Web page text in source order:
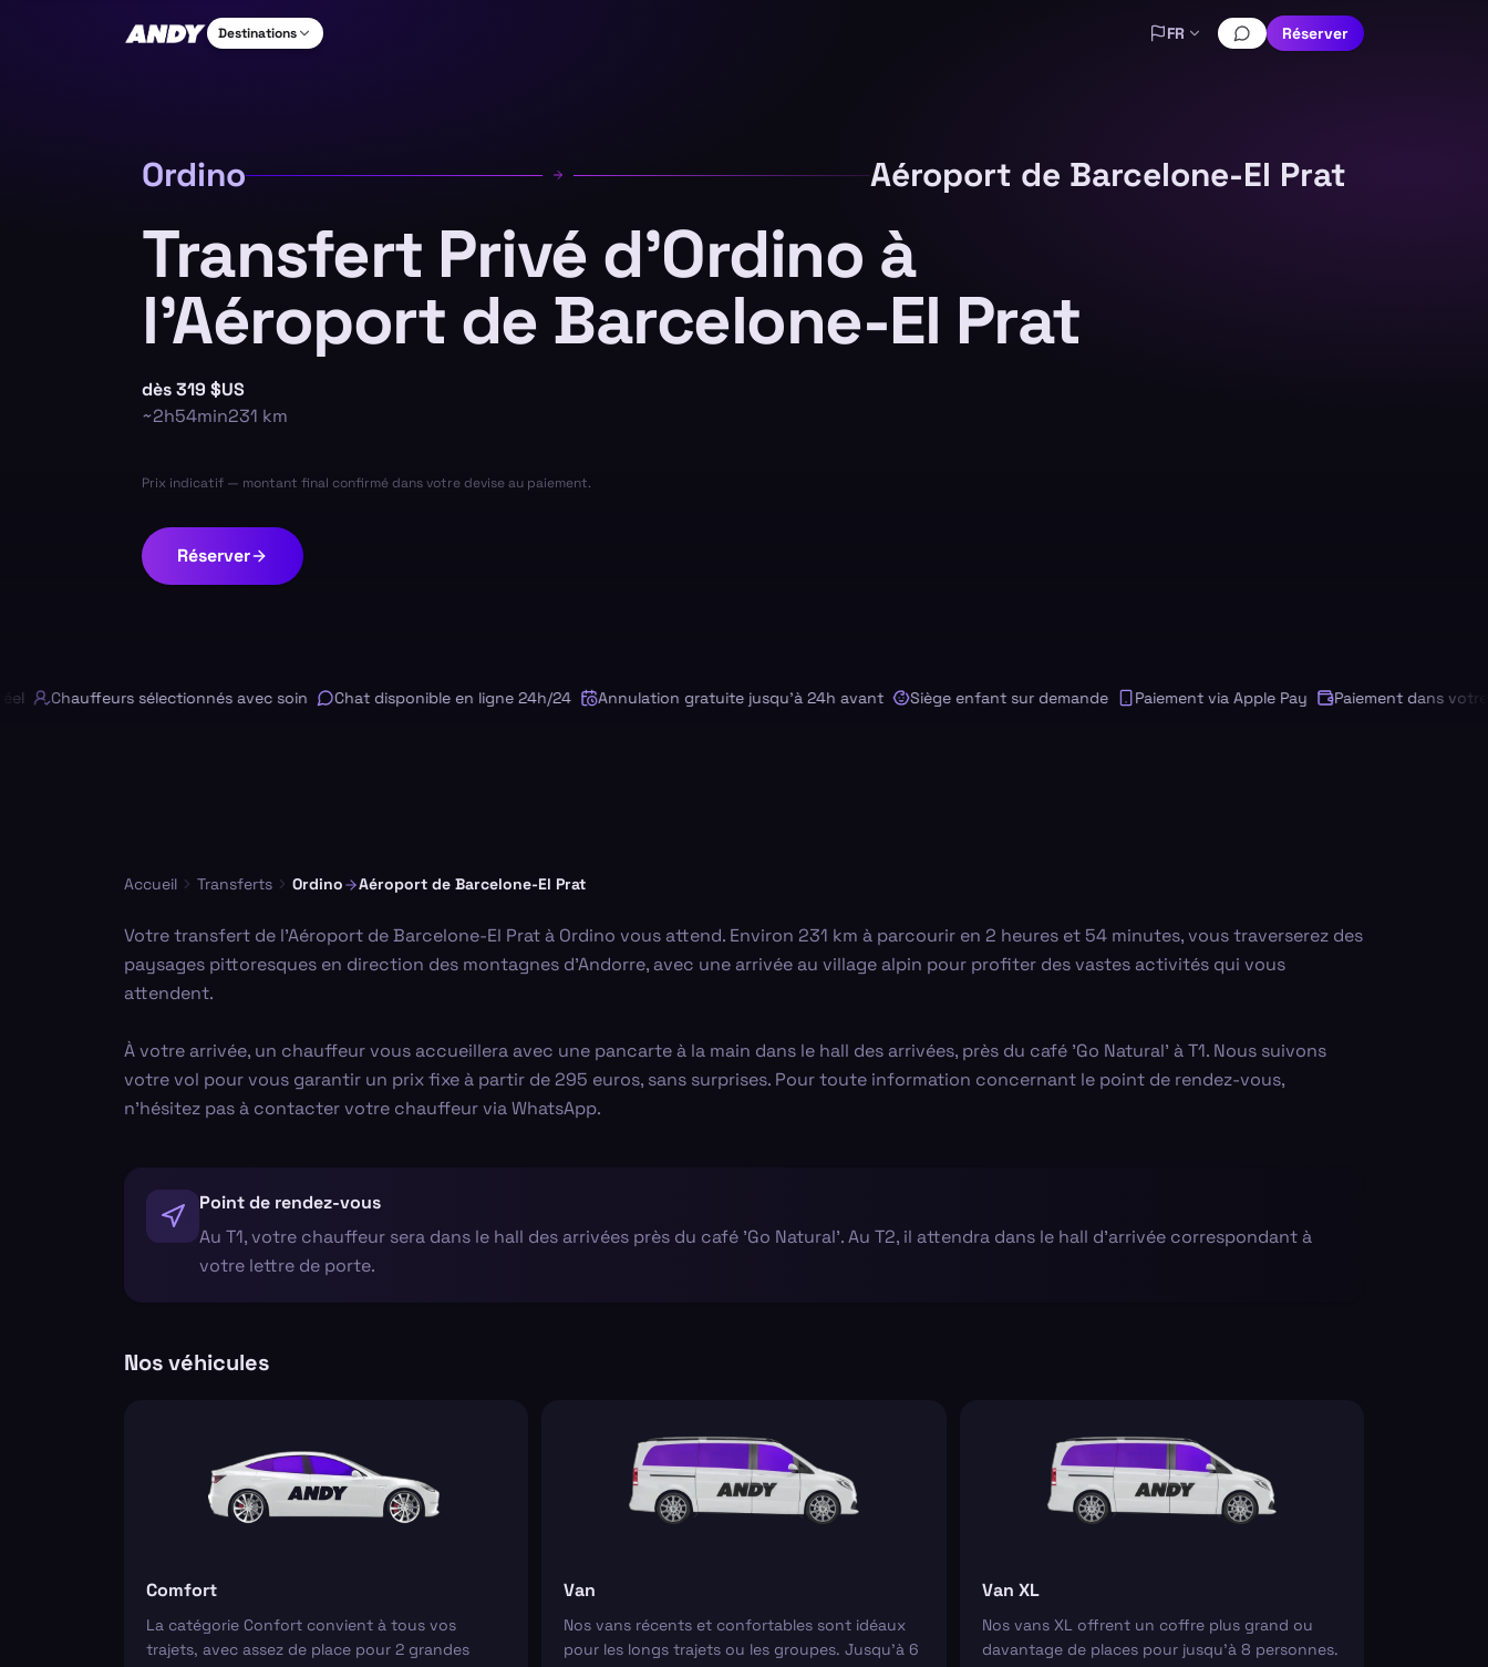
Destinations FR Réserver
Ordino Aéroport de Barcelone-El Prat
Transfert Privé d'Ordino à
l’Aéroport de Barcelone-El Prat
dès319 $US
~2h54min231 km
Prix indicatif — montant final confirmé dans votre devise au paiement.
Réserver
Chauffeurs sélectionnés avec soin Chat disponible en ligne 24h/24 Annulation gratuite jusqu'à 24h avant Siège enfant sur demande Paiement via Apple Pay Paiement dans votre
Accueil Transferts Ordino Aéroport de Barcelone-El Prat
Votre transfert de l'Aéroport de Barcelone-El Prat à Ordino vous attend. Environ 231 km à parcourir en 2 heures et 54 minutes, vous traverserez des
paysages pittoresques en direction des montagnes d'Andorre, avec une arrivée au village alpin pour profiter des vastes activités qui vous
attendent.
À votre arrivée, un chauffeur vous accueillera avec une pancarte à la main dans le hall des arrivées, près du café 'Go Natural' à T1. Nous suivons
votre vol pour vous garantir un prix fixe à partir de 295 euros, sans surprises. Pour toute information concernant le point de rendez-vous,
n'hésitez pas à contacter votre chauffeur via WhatsApp.
Point de rendez-vous
Au T1, votre chauffeur sera dans le hall des arrivées près du café 'Go Natural'. Au T2, il attendra dans le hall d'arrivée correspondant à
votre lettre de porte.
Nos véhicules
Comfort
La catégorie Confort convient à tous vos
trajets, avec assez de place pour 2 grandes
Van
Nos vans récents et confortables sont idéaux
pour les longs trajets ou les groupes. Jusqu'à 6
Van XL
Nos vans XL offrent un coffre plus grand ou
davantage de places pour jusqu'à 8 personnes.